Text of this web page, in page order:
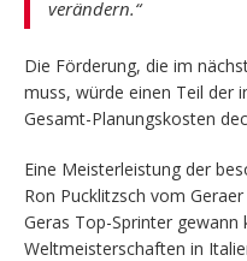
verändern.“
Die Förderung, die im
muss, würde einen Teil der
Gesamt-Planungskosten
Eine Meisterleistung der
Ron Pucklitzsch vom
Geras Top-Sprinter gewann
Weltmeisterschaften in